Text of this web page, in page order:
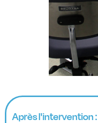
Après l'intervention :